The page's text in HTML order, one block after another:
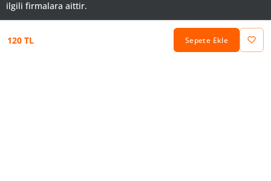
120 TL Sepete Ekle
ilgili firmalara aittir.
Keşfet Hesabım Kategoriler